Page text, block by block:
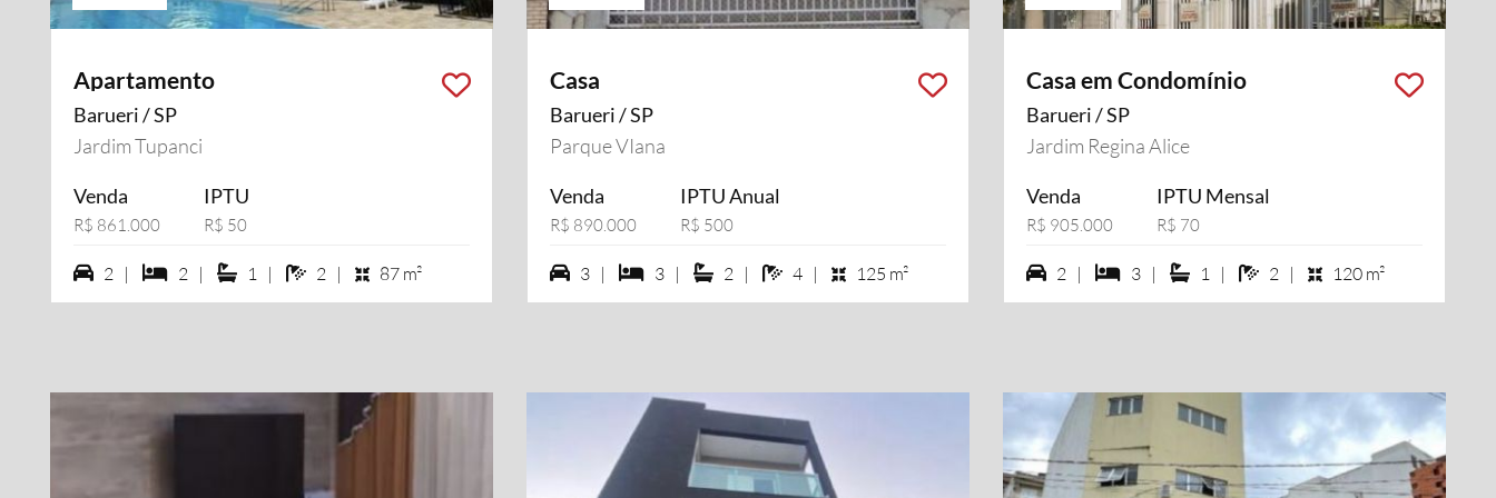
Apartamento
Barueri / SP
Jardim Tupanci
Venda
R$ 861.000
IPTU
R$ 50
2 vagas na garagem
2 | 2 dormiórios
2 | 1 suítes
1 | 2 banheiros
2 | 87 m²
Casa
Barueri / SP
Parque VIana
Venda
R$ 890.000
IPTU Anual
R$ 500
3 vagas na garagem
3 | 3 dormiórios
3 | 2 suítes
2 | 4 banheiros
4 | 125 m²
Casa em Condomínio
Barueri / SP
Jardim Regina Alice
Venda
R$ 905.000
IPTU Mensal
R$ 70
2 vagas na garagem
2 | 3 dormiórios
3 | 1 suítes
1 | 2 banheiros
2 | 120 m²